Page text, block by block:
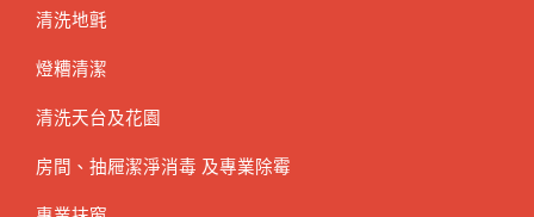
清洗地氈
燈糟清潔
清洗天台及花園
房間、抽屜潔淨消毒 及專業除霉